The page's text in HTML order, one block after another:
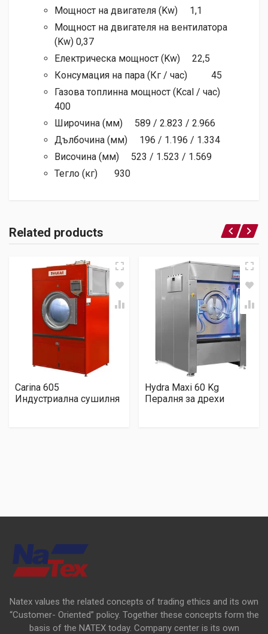
Мощност на двигателя (Kw) 1,1
Мощност на двигателя на вентилатора
(Kw) 0,37
Електрическа мощност (Kw) 22,5
Консумация на пара (Кг / час) 45
Газова топлинна мощност (Kcal / час)
400
Широчина (мм) 589 / 2.823 / 2.966
Дълбочина (мм) 196 / 1.196 / 1.334
Височина (мм) 523 / 1.523 / 1.569
Тегло (кг) 930
Related products
Carina 605
Индустриална сушилня
Hydra Maxi 60 Kg
Пералня за дрехи
Natex values the related concepts of trading ethics and its own
“Customer- Oriented” policy. Together these concepts form the
basis of the NATEX today. Company center is its own